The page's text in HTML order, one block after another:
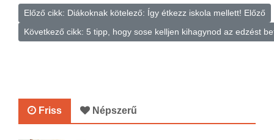
Előző cikk: Diákoknak kötelező: Így étkezz iskola mellett! Előző
Következő cikk: 5 tipp, hogy sose kelljen kihagynod az edzést
Friss Népszerű